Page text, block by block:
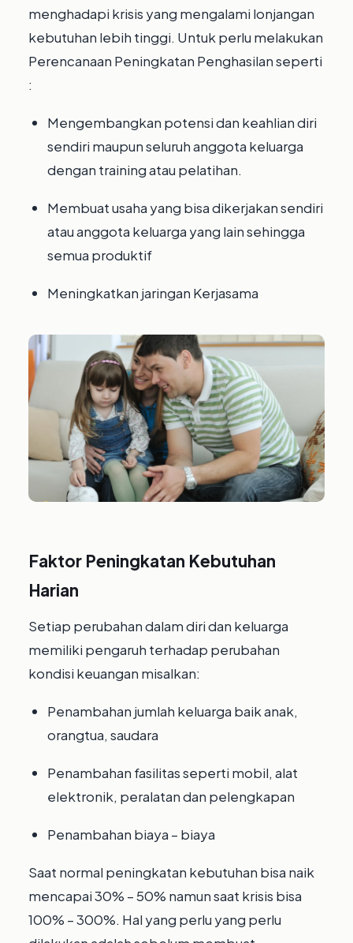
menghadapi krisis yang mengalami lonjangan
kebutuhan lebih tinggi. Untuk perlu melakukan
Perencanaan Peningkatan Penghasilan seperti
:
Mengembangkan potensi dan keahlian diri
sendiri maupun seluruh anggota keluarga
dengan training atau pelatihan.
Membuat usaha yang bisa dikerjakan sendiri
atau anggota keluarga yang lain sehingga
semua produktif
Meningkatkan jaringan Kerjasama
Faktor Peningkatan Kebutuhan
Harian
Setiap perubahan dalam diri dan keluarga
memiliki pengaruh terhadap perubahan
kondisi keuangan misalkan:
Penambahan jumlah keluarga baik anak,
orangtua, saudara
Penambahan fasilitas seperti mobil, alat
elektronik, peralatan dan pelengkapan
Penambahan biaya – biaya
Saat normal peningkatan kebutuhan bisa naik
mencapai 30% – 50% namun saat krisis bisa
100% – 300%. Hal yang perlu yang perlu